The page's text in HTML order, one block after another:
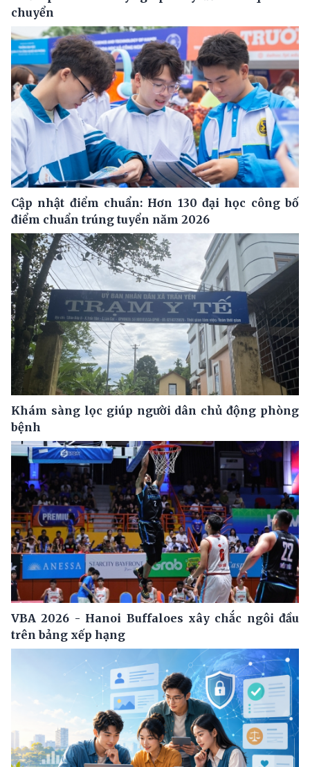
chuyển
Cập nhật điểm chuẩn: Hơn 130 đại học công bố
điểm chuẩn trúng tuyển năm 2026
Khám sàng lọc giúp người dân chủ động phòng
bệnh
VBA 2026 - Hanoi Buffaloes xây chắc ngôi đầu
trên bảng xếp hạng